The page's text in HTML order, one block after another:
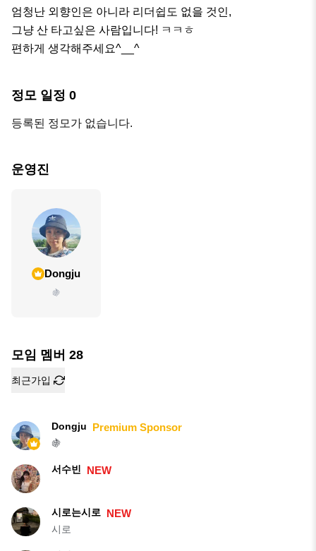
엄청난 외향인은 아니라 리더쉽도 없을 것인,
그냥 산 타고싶은 사람입니다! ㅋㅋㅎ
편하게 생각해주세요^__^
정모 일정 0
등록된 정모가 없습니다.
운영진
Dongju
🍇
모임 멤버 28
최근가입
Dongju Premium Sponsor
🍇
서수빈 NEW
시로는시로 NEW
시로